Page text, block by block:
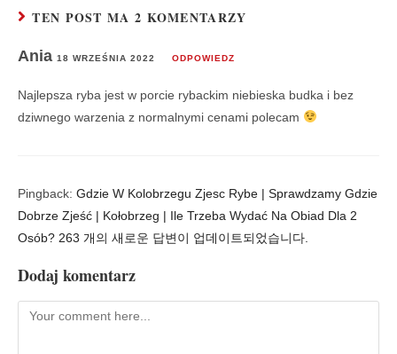
TEN POST MA 2 KOMENTARZY
Ania 18 WRZEŚNIA 2022 ODPOWIEDZ
Najlepsza ryba jest w porcie rybackim niebieska budka i bez
dziwnego warzenia z normalnymi cenami polecam
Pingback: Gdzie W Kolobrzegu Zjesc Rybe | Sprawdzamy Gdzie
Dobrze Zjeść | Kołobrzeg | Ile Trzeba Wydać Na Obiad Dla 2
Osób? 263 개의 새로운 답변이 업데이트되었습니다.
Dodaj komentarz